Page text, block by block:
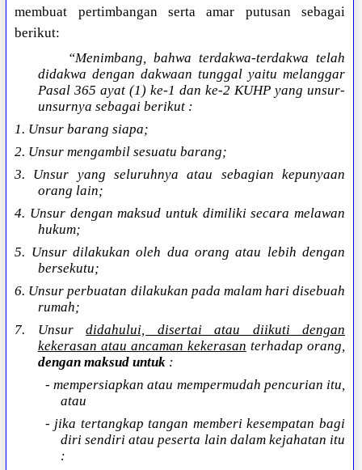
membuat pertimbangan serta amar putusan sebagai
berikut:
“Menimbang, bahwa terdakwa-terdakwa telah
didakwa dengan dakwaan tunggal yaitu melanggar
Pasal 365 ayat (1) ke-1 dan ke-2 KUHP yang unsur-
unsurnya sebagai berikut :
1. Unsur barang siapa;
2. Unsur mengambil sesuatu barang;
3. Unsur yang seluruhnya atau sebagian kepunyaan
orang lain;
4. Unsur dengan maksud untuk dimiliki secara melawan
hukum;
5. Unsur dilakukan oleh dua orang atau lebih dengan
bersekutu;
6. Unsur perbuatan dilakukan pada malam hari disebuah
rumah;
7. Unsurdidahului, disertai atau diikuti dengan
kekerasan atau ancaman kekerasan terhadap orang,
dengan maksud untuk:
- mempersiapkan atau mempermudah pencurian itu,
atau
- jika tertangkap tangan memberi kesempatan bagi
diri sendiri atau peserta lain dalam kejahatan itu
: